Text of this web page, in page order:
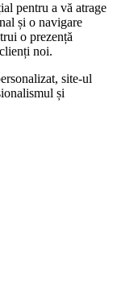
pentru a vă atrage
și o navigare
o prezență
noi.
site-ul
și